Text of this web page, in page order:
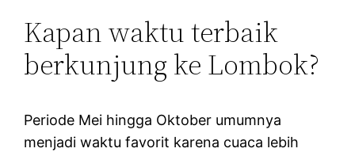
Kapan waktu terbaik
berkunjung ke Lombok?
Periode Mei hingga Oktober umumnya
menjadi waktu favorit karena cuaca lebih